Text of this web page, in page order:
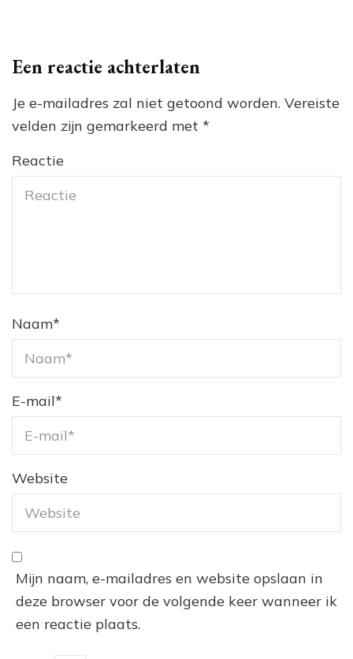
Een reactie achterlaten
Je e-mailadres zal niet getoond worden. Vereiste
velden zijn gemarkeerd met *
Reactie
Naam*
E-mail*
Website
Mijn naam, e-mailadres en website opslaan in
deze browser voor de volgende keer wanneer ik
een reactie plaats.